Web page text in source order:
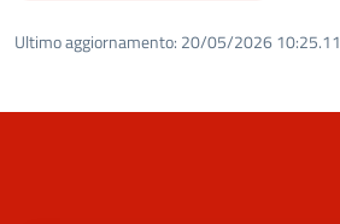
Ultimo aggiornamento: 20/05/2026 10:25.11